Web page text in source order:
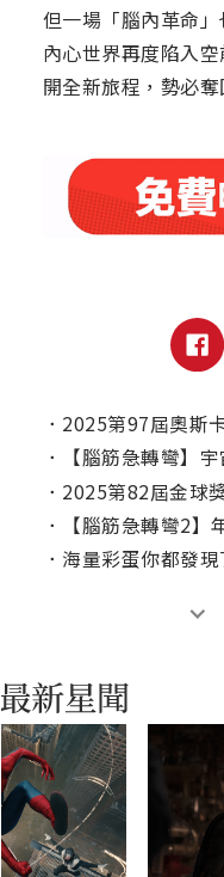
但一場「腦內革命
內心世界再度陷入
開全新旅程，勢必
． 2025第97屆奧斯
．
【腦筋急轉彎】宇宙再擴
． 2025第82屆金球
．
【腦筋急轉彎2】年度
． 海量彩蛋你都發現了嗎？